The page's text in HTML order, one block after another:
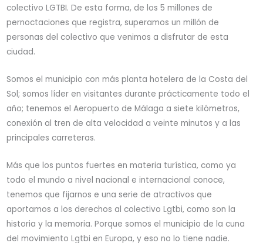
colectivo LGTBI. De esta forma, de los 5 millones de
pernoctaciones que registra, superamos un millón de
personas del colectivo que venimos a disfrutar de esta
ciudad.
Somos el municipio con más planta hotelera de la Costa del
Sol; somos líder en visitantes durante prácticamente todo el
año; tenemos el Aeropuerto de Málaga a siete kilómetros,
conexión al tren de alta velocidad a veinte minutos y a las
principales carreteras.
Más que los puntos fuertes en materia turística, como ya
todo el mundo a nivel nacional e internacional conoce,
tenemos que fijarnos e una serie de atractivos que
aportamos a los derechos al colectivo Lgtbi, como son la
historia y la memoria. Porque somos el municipio de la cuna
del movimiento Lgtbi en Europa, y eso no lo tiene nadie.